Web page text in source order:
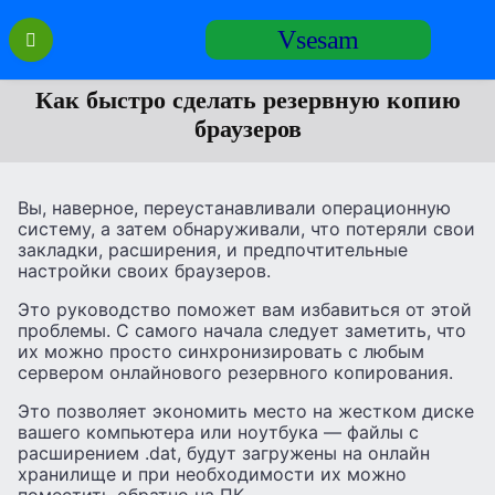
Перейти
содержанию
Vsesam
Как быстро сделать резервную копию
браузеров
Вы, наверное, переустанавливали операционную
систему, а затем обнаруживали, что потеряли свои
закладки, расширения, и предпочтительные
настройки своих браузеров.
Это руководство поможет вам избавиться от этой
проблемы. С самого начала следует заметить, что
их можно просто синхронизировать с любым
сервером онлайнового резервного копирования.
Это позволяет экономить место на жестком диске
вашего компьютера или ноутбука — файлы с
расширением .dat, будут загружены на онлайн
хранилище и при необходимости их можно